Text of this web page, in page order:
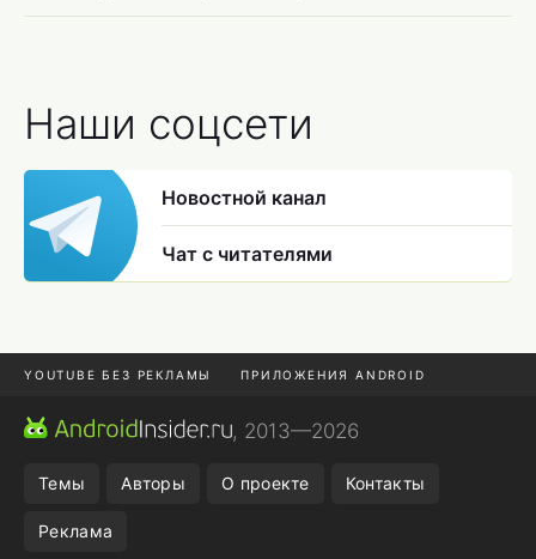
Наши соцсети
Новостной канал
Чат с читателями
YOUTUBE БЕЗ РЕКЛАМЫ ПРИЛОЖЕНИЯ ANDROID
МЕССЕНДЖЕРЫ ONE UI 8.5
, 2013—2026
Темы Авторы О проекте Контакты
Реклама